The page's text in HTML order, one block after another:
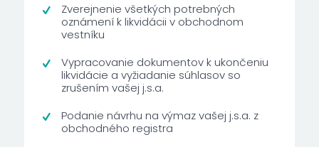
Zverejnenie všetkých potrebných
oznámení k likvidácii v obchodnom
vestníku
Vypracovanie dokumentov k ukončeniu
likvidácie a vyžiadanie súhlasov so
zrušením vašej j.s.a.
Podanie návrhu na výmaz vašej j.s.a. z
obchodného registra